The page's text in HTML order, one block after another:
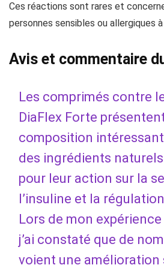
Ces réactions sont rares et
personnes sensibles ou allergiques
Avis et commentaire
Les comprimés contre
DiaFlex Forte
composition
des ingrédients
pour leur action sur la
l’insuline et la
Lors de mon
j’ai constaté que de
voient une